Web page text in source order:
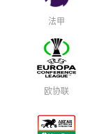
法甲
欧协联